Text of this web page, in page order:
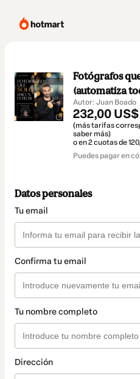
Fotógrafos
(automatiza
Autor: Juan Boado
232,00 US$
(más tarifas
saber más)
o en 2 cuotas de
Puedes pagar en
Datos personales
Tu email
Confirma tu email
Tu nombre completo
Dirección